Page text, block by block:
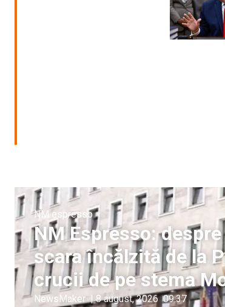
NM espresso
NM Espresso:
scara încălzită de la
crucii de pe stema
NewsMaker | 8 august, 2026 09:37